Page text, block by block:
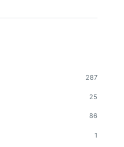
287
25
86
1